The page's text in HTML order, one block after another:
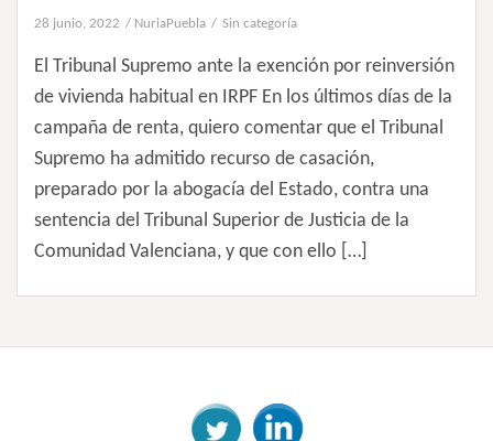
28 junio, 2022 NuriaPuebla Sin categoría
El Tribunal Supremo ante la exención por reinversión
de vivienda habitual en IRPF En los últimos días de la
campaña de renta, quiero comentar que el Tribunal
Supremo ha admitido recurso de casación,
preparado por la abogacía del Estado, contra una
sentencia del Tribunal Superior de Justicia de la
Comunidad Valenciana, y que con ello […]